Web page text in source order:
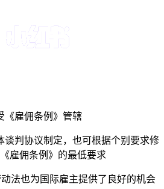
《雇佣条例》管辖
谈判协议制定，也可根据个别要求修
雇佣条例》的最低要求
法也为国际雇主提供了良好的机会